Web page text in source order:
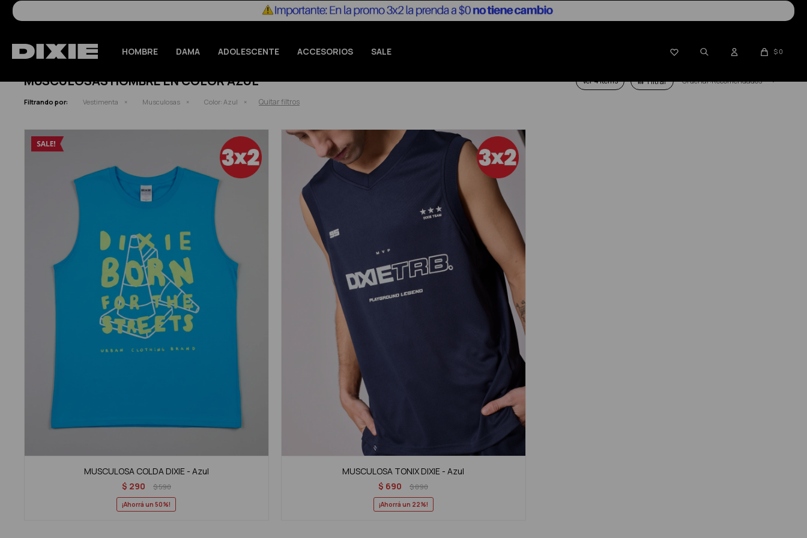
HOMBRE DAMA ADOLESCENTE ACCESORIOS SALE  $ 0
MUSCULOSAS HOMBRE EN COLOR AZUL Ver Recomendados
Filtrando por: Vestimenta Musculosas Color: Azul Quitar filtros
MUSCULOSA COLDA DIXIE - Azul
$ 290 $590
50
MUSCULOSA TONIX DIXIE - Azul
$ 690 $890
22